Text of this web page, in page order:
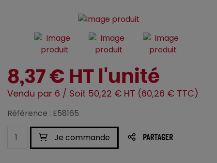
8,37 € HT l'unité
Vendu par 6 / Soit 50,22 € HT (60,26 € TTC)
Référence : E58165
Je commande PARTAGER